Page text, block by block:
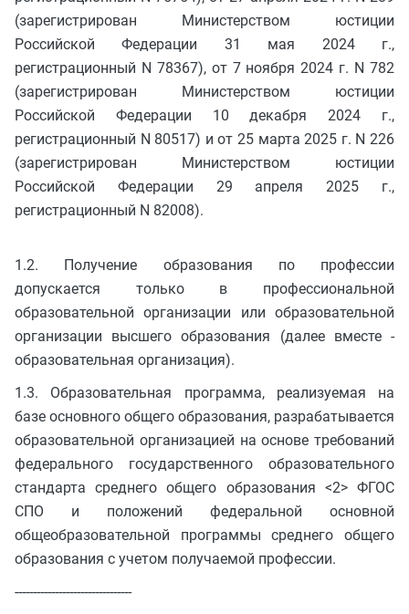
(зарегистрирован Министерством юстиции
Российской Федерации 31 мая 2024 г.,
регистрационный N 78367), от 7 ноября 2024 г. N 782
(зарегистрирован Министерством юстиции
Российской Федерации 10 декабря 2024 г.,
регистрационный N 80517) и от 25 марта 2025 г. N 226
(зарегистрирован Министерством юстиции
Российской Федерации 29 апреля 2025 г.,
регистрационный N 82008).
1.2. Получение образования по профессии
допускается только в профессиональной
образовательной организации или образовательной
организации высшего образования (далее вместе -
образовательная организация).
1.3. Образовательная программа, реализуемая на
базе основного общего образования, разрабатывается
образовательной организацией на основе требований
федерального государственного образовательного
стандарта среднего общего образования <2> ФГОС
СПО и положений федеральной основной
общеобразовательной программы среднего общего
образования с учетом получаемой профессии.
--------------------------------